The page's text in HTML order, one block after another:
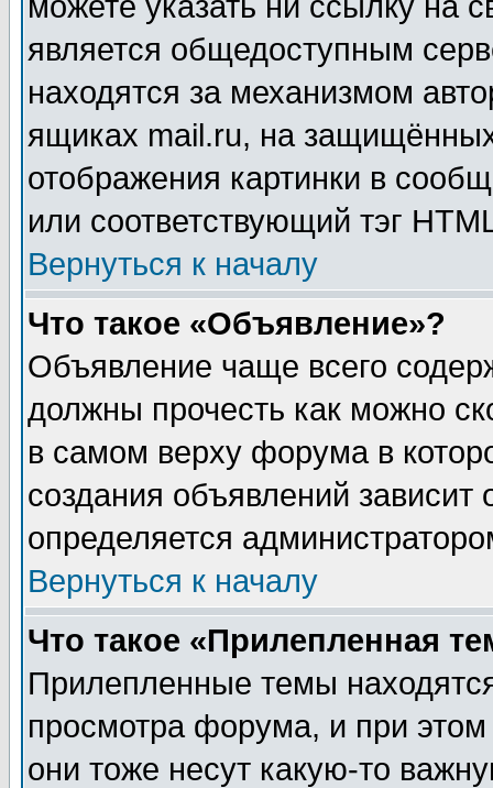
является общедоступным
находятся за механизмом
ящиках mail.ru, на
отображения картинки в
или соответствующий тэг
Вернуться к началу
Что такое «Объявление»?
Объявление чаще всего
должны прочесть как можно
в самом верху форума в
создания объявлений зависит
определяется
Вернуться к началу
Что такое «Прилепленная
Прилепленные темы
просмотра форума, и при
они тоже несут какую-то